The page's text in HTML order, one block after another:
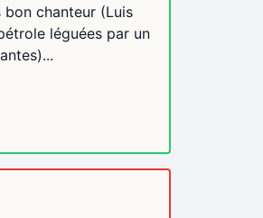
chanteur (Luis
léguées par un